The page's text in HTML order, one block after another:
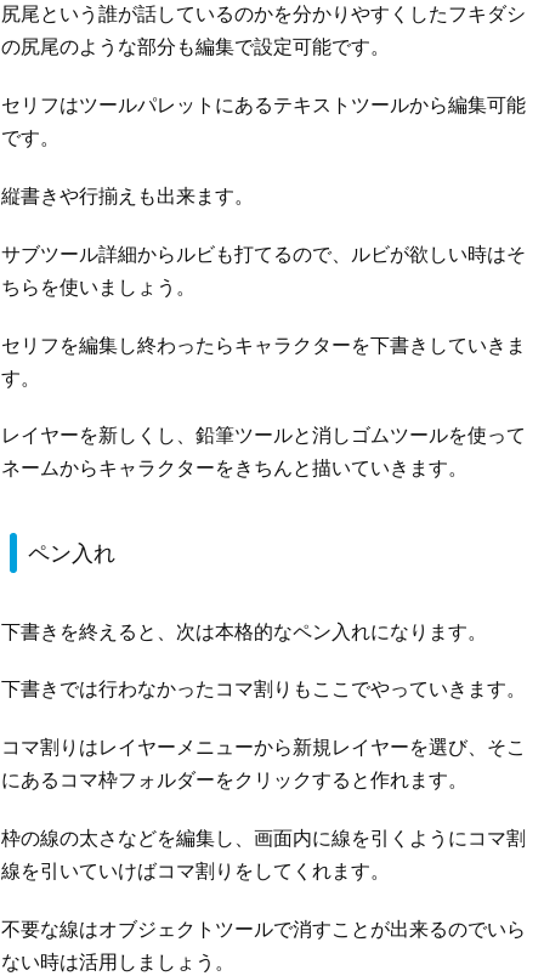
尻尾という誰が話しているのかを分かりやすくしたフキダシ
の尻尾のような部分も編集で設定可能です。
セリフはツールパレットにあるテキストツールから編集可能
です。
縦書きや行揃えも出来ます。
サブツール詳細からルビも打てるので、ルビが欲しい時はそ
ちらを使いましょう。
セリフを編集し終わったらキャラクターを下書きしていきま
す。
レイヤーを新しくし、鉛筆ツールと消しゴムツールを使って
ネームからキャラクターをきちんと描いていきます。
ペン入れ
下書きを終えると、次は本格的なペン入れになります。
下書きでは行わなかったコマ割りもここでやっていきます。
コマ割りはレイヤーメニューから新規レイヤーを選び、そこ
にあるコマ枠フォルダーをクリックすると作れます。
枠の線の太さなどを編集し、画面内に線を引くようにコマ割
線を引いていけばコマ割りをしてくれます。
不要な線はオブジェクトツールで消すことが出来るのでいら
ない時は活用しましょう。